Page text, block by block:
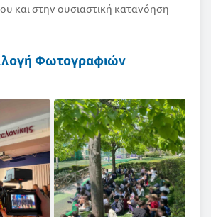
και στην ουσιαστική κατανόηση
Φωτογραφιών